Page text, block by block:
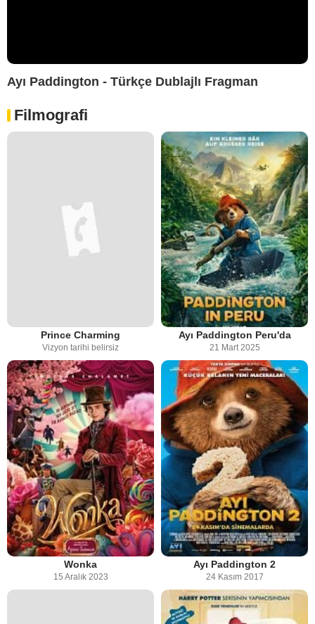
Ayı Paddington - Türkçe Dublajlı Fragman
Filmografi
Prince Charming
Vizyon tarihi belirsiz
Ayı Paddington Peru'da
21 Mart 2025
Wonka
15 Aralık 2023
Ayı Paddington 2
24 Kasım 2017